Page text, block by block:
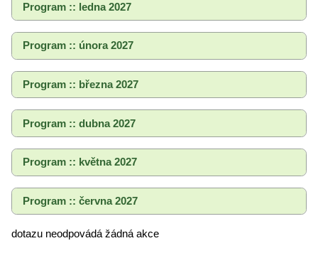
Program :: ledna 2027
Program :: února 2027
Program :: března 2027
Program :: dubna 2027
Program :: května 2027
Program :: června 2027
dotazu neodpovádá žádná akce